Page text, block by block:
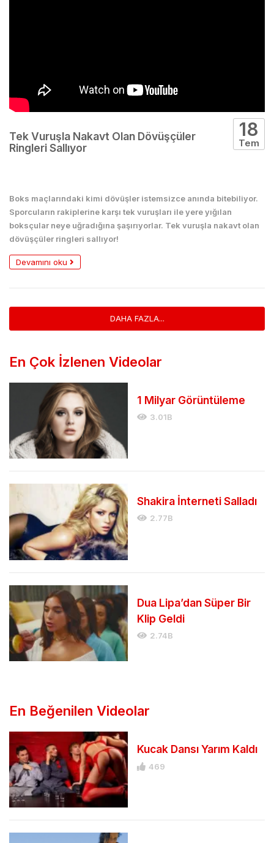
Tek Vuruşla Nakavt Olan Dövüşçüler
Ringleri Sallıyor
18
Tem
Boks maçlarındaki kimi dövüşler istemsizce anında bitebiliyor.
Sporcuların rakiplerine karşı tek vuruşları ile yere yığılan
boksçular neye uğradığına şaşırıyorlar. Tek vuruşla nakavt olan
dövüşçüler ringleri sallıyor!
Devamını oku
DAHA FAZLA...
En Çok İzlenen Videolar
1 Milyar Görüntüleme
3.01B
Shakira İnterneti Salladı
2.77B
Dua Lipa’dan Süper Bir
Klip Geldi
2.74B
En Beğenilen Videolar
Kucak Dansı Yarım Kaldı
469